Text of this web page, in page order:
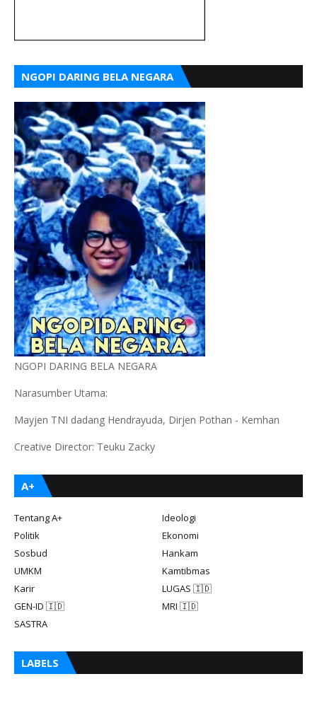
NGOPI DARING BELA NEGARA
NGOPI DARING BELA NEGARA
Narasumber Utama:
Mayjen TNI dadang Hendrayuda, Dirjen Pothan - Kemhan
Creative Director: Teuku Zacky
A+
Tentang A+
Ideologi
Politik
Ekonomi
Sosbud
Hankam
UMKM
Kamtibmas
Karir
LUGAS 🇮🇩
GEN-ID 🇮🇩
MRI 🇮🇩
SASTRA
LABELS